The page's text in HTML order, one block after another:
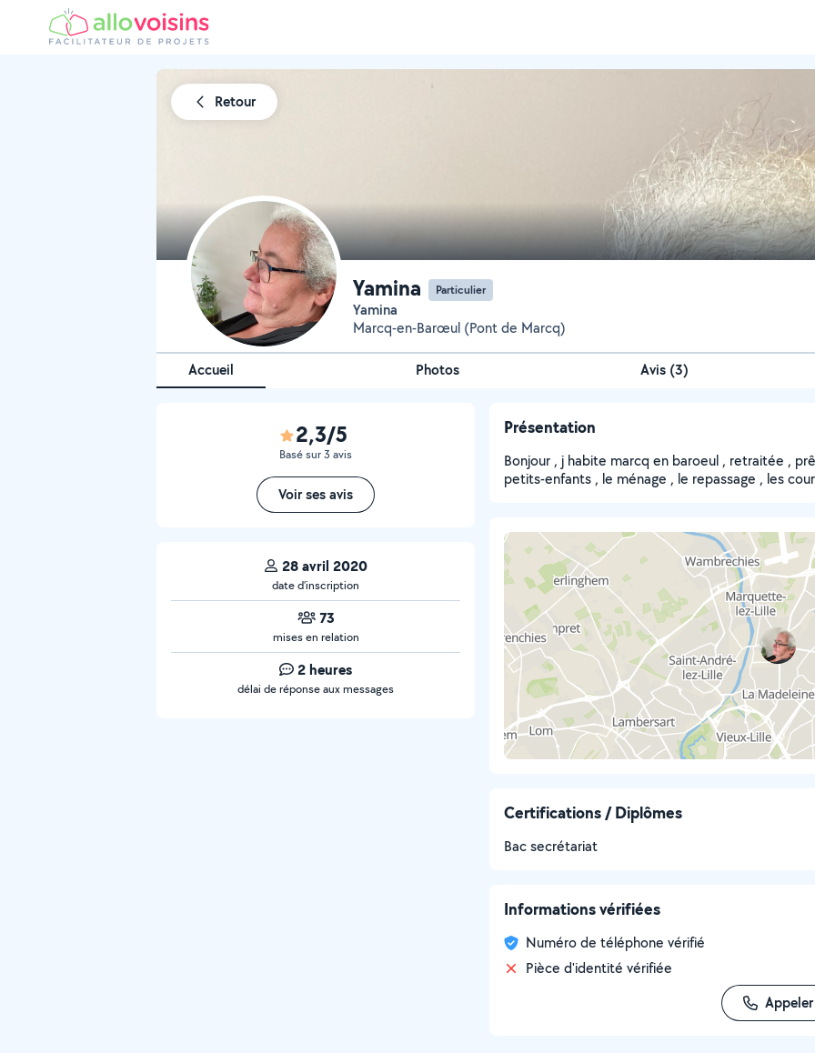
Retour
Yamina Particulier
Yamina
Marcq-en-Barœul (Pont de Marcq)
Accueil Photos Avis (3)
2,3/5
Basé sur 3 avis
Voir ses avis
28 avril 2020
date d’inscription
73
mises en relation
2 heures
délai de réponse aux messages
Présentation
Bonjour , j habite marcq en baroeul , retraitée ,
petits-enfants , le ménage , le repassage , les
Certifications / Diplômes
Bac secrétariat
Informations vérifiées
Numéro de téléphone vérifié
Pièce d'identité vérifiée
Appeler